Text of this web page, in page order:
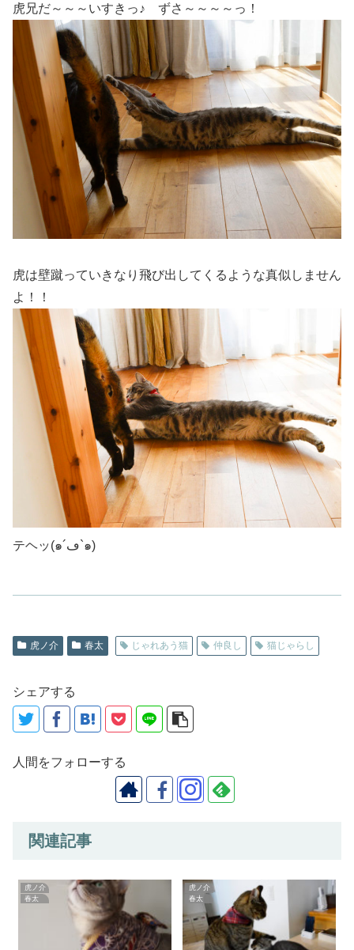
虎兄だ～～～いすきっ♪ ずさ～～～～っ！
虎は壁蹴っていきなり飛び出してくるような真似しません
よ！！
テヘッ(๑´ڡ`๑)
虎ノ介 春太 じゃれあう猫 仲良し 猫じゃらし
シェアする
人間をフォローする
関連記事
虎ノ介
春太
虎ノ介
春太